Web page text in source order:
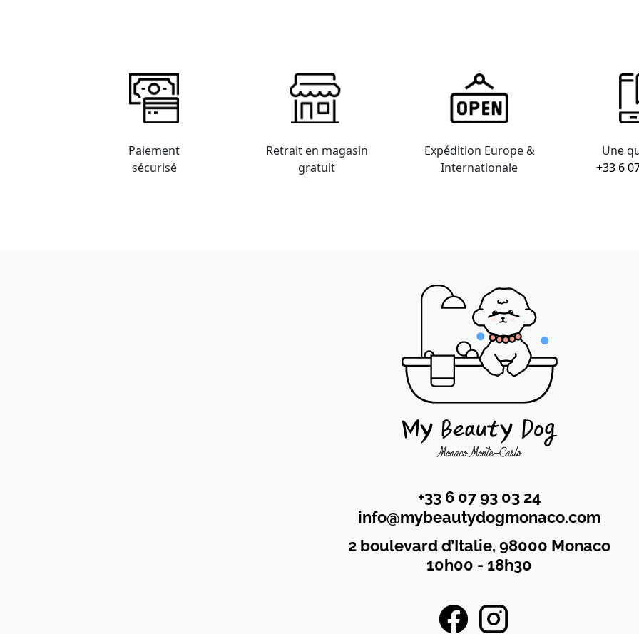
Paiement
sécurisé
Retrait en magasin
gratuit
Expédition Europe &
Internationale
Une
+33 6
+33 6 07 93 03 24
info@mybeautydogmonaco.com
2 boulevard d’Italie, 98000 Monaco
10h00 - 18h30